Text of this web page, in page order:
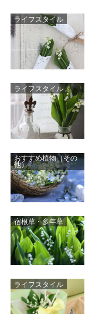
ライフスタイル
ライフスタイル
おすすめ植物（その
他）
宿根草・多年草
ライフスタイル